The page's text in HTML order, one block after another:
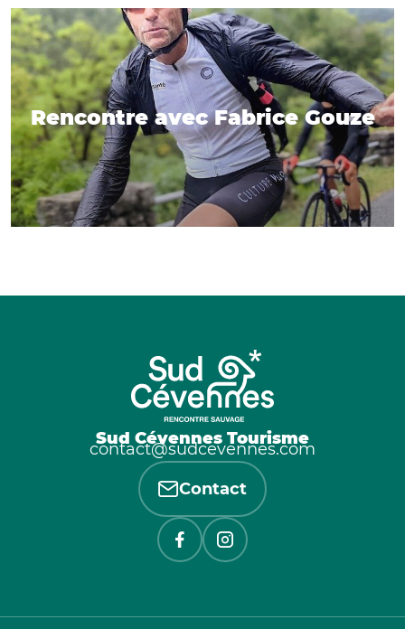
Rencontre avec Fabrice Gouze
Sud Cévennes Tourisme
contact@sudcevennes.com
Contact